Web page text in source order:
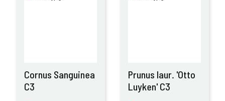
Cornus Sanguinea
C3
Prunus laur. 'Otto
Luyken' C3